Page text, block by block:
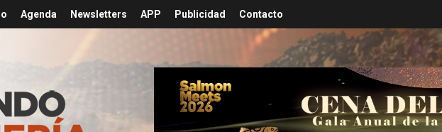
Agenda Newsletters APP Publicidad Contacto